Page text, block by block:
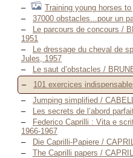
Training young horses
37000 obstacles...pour un
Le parcours de concours /
1951
Le dressage du cheval de
Jules, 1957
Le saut d’obstacles /
101 exercices
Jumping simplified /
Les secrets de l’abord
Federico Caprilli : Vita e
1966-1967
Die Caprilli-Papiere /
The Caprilli papers /